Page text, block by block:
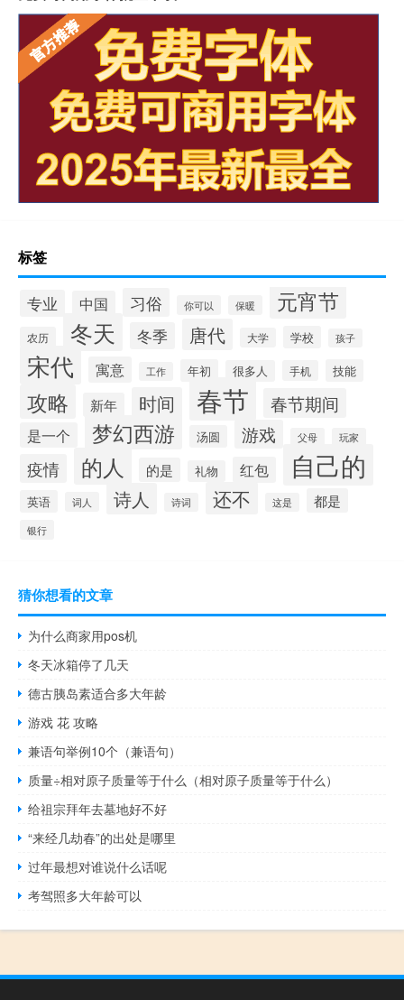
标签
专业 中国 习俗 你可以 保暖 元宵节
农历 冬天 冬季 唐代 大学 学校 孩子
宋代 寓意 工作 年初 很多人 手机 技能
攻略 新年 时间 春节 春节期间
是一个 梦幻西游 汤圆 游戏 父母 玩家
疫情 的人 的是 礼物 红包 自己的
英语 词人 诗人 诗词 还不 这是 都是
银行
猜你想看的文章
为什么商家用pos机
冬天冰箱停了几天
德古胰岛素适合多大年龄
游戏 花 攻略
兼语句举例10个（兼语句）
质量÷相对原子质量等于什么（相对原子质量等于什么）
给祖宗拜年去墓地好不好
“来经几劫春”的出处是哪里
过年最想对谁说什么话呢
考驾照多大年龄可以